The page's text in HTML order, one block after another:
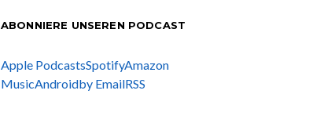
ABONNIERE UNSEREN PODCAST
Apple PodcastsSpotifyAmazon
MusicAndroidby EmailRSS